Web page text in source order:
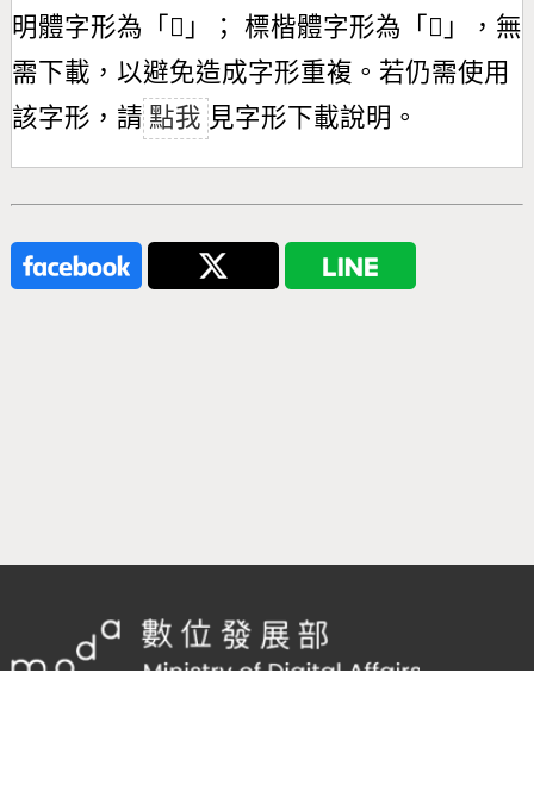
明體字形為「 𣍺 」； 標楷體字形為「 𣍺 」，無
需下載，以避免造成字形重複。若仍需使用
該字形，請 點我 見字形下載說明。